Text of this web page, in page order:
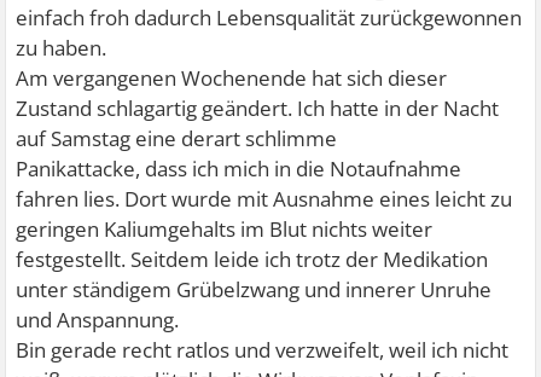
einfach froh dadurch Lebensqualität zurückgewonnen
zu haben.
Am vergangenen Wochenende hat sich dieser
Zustand schlagartig geändert. Ich hatte in der Nacht
auf Samstag eine derart schlimme
Panikattacke, dass ich mich in die Notaufnahme
fahren lies. Dort wurde mit Ausnahme eines leicht zu
geringen Kaliumgehalts im Blut nichts weiter
festgestellt. Seitdem leide ich trotz der Medikation
unter ständigem Grübelzwang und innerer Unruhe
und Anspannung.
Bin gerade recht ratlos und verzweifelt, weil ich nicht